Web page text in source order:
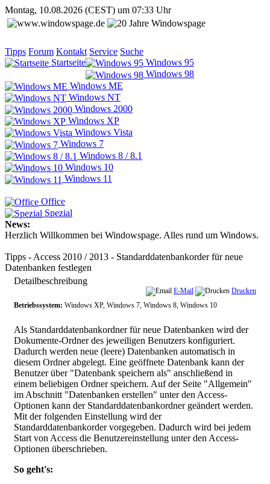
Montag, 10.08.2026 (CEST) um 07:33 Uhr
Tipps Forum Kontakt Service Suche
Startseite
Windows 95
Windows 98
Windows ME
Windows NT
Windows 2000
Windows XP
Windows Vista
Windows 7
Windows 8 / 8.1
Windows 10
Windows 11
Office
Spezial
News:
Herzlich Willkommen bei Windowspage. Alles rund um Windows.
Tipps - Access 2010 / 2013 - Standarddatenbankorder für neue
Datenbanken festlegen
Detailbeschreibung
E-Mail
Drucken
Betriebssystem: Windows XP, Windows 7, Windows 8, Windows 10
Als Standarddatenbankordner für neue Datenbanken wird der
Dokumente-Ordner des jeweiligen Benutzers konfiguriert.
Dadurch werden neue (leere) Datenbanken automatisch in
diesem Ordner abgelegt. Eine geöffnete Datenbank kann der
Benutzer über "Datenbank speichern als" anschließend in
einem beliebigen Ordner speichern. Auf der Seite "Allgemein"
im Abschnitt "Datenbanken erstellen" unter den Access-
Optionen kann der Standarddatenbankordner geändert werden.
Mit der folgenden Einstellung wird der
Standarddatenbankorder vorgegeben. Dadurch wird bei jedem
Start von Access die Benutzereinstellung unter den Access-
Optionen überschrieben.
So geht's: